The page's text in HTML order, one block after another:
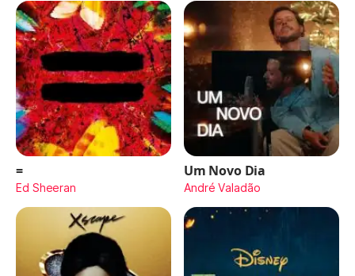
=
Ed Sheeran
Um Novo Dia
André Valadão